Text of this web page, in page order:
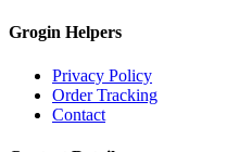
Grogin Helpers
Privacy Policy
Order Tracking
Contact